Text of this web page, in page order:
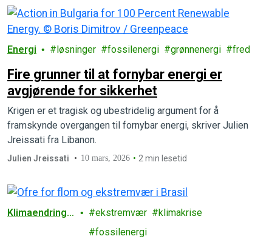
Energi løsninger fossilenergi grønnenergi fred
Fire grunner til at fornybar energi er
avgjørende for sikkerhet
Krigen er et tragisk og ubestridelig argument for å
framskynde overgangen til fornybar energi, skriver Julien
Jreissati fra Libanon.
Julien Jreissati 10 mars, 2026 2 min lesetid
Klimaendringe
ekstremvær
klimakrise
fossilenergi